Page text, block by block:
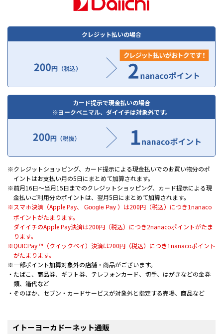
クレジット払いの場合
カード提示で現金払いの場合
ヨークベニマル、ダイイチは対象外です。
クレジットショッピング、カード提示による現金払いでのお買い物分のポ
イントはお支払い月の5日にまとめて加算されます。
前月16日～当月15日までのクレジットショッピング、カード提示による現
金払いご利用分のポイントは、翌月5日にまとめて加算されます。
スマホ決済（Apple Pay、
Google Pay ）は200円（税込）につき1nanaco
ポイントがたまります。
ダイイチのApple Pay決済は200円（税込）につき2nanacoポイントがたま
ります。
QUICPay ™（クイックペイ）決済は200円（税込）につき1nanacoポイント
がたまります。
一部ポイント加算対象外の店舗・商品がございます。
・たばこ、商品券、ギフト券、テレフォンカード、切手、はがきなどの金券
類、箱代など
・そのほか、セブン・カードサービスが対象外と指定する売場、商品など
イトーヨーカドーネット通販